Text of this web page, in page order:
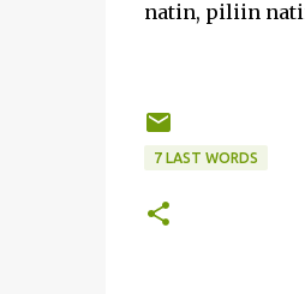
natin, piliin
7 LAST WORDS